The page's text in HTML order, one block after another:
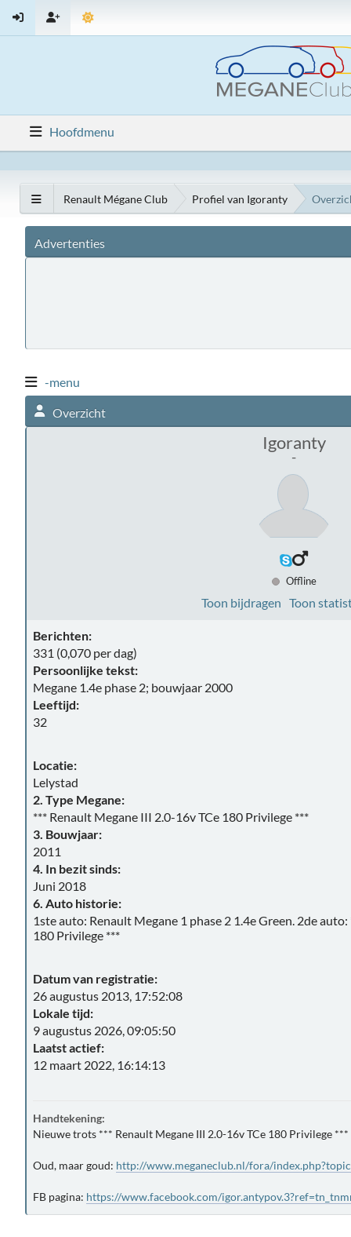
Hoofdmenu
Renault Mégane Club Profiel van Igoranty
Advertenties
-menu
Overzicht
Igoranty
-
Offline
Toon bijdragen Toon
Berichten:
331 (0,070 per dag)
Persoonlijke tekst:
Megane 1.4e phase 2; bouwjaar 2000
Leeftijd:
32
Locatie:
Lelystad
2. Type Megane:
*** Renault Megane III 2.0-16v TCe 180 Privilege ***
3. Bouwjaar:
2011
4. In bezit sinds:
Juni 2018
6. Auto historie:
1ste auto: Renault Megane 1 phase 2 1.4e Green. 2de
180 Privilege ***
Datum van registratie:
26 augustus 2013, 17:52:08
Lokale tijd:
9 augustus 2026, 09:05:50
Laatst actief:
12 maart 2022, 16:14:13
Handtekening:
Nieuwe trots *** Renault Megane III 2.0-16v TCe 180 Privilege ***
Oud, maar goud: http://www.meganeclub.nl/fora/
FB pagina: https://www.facebook.com/